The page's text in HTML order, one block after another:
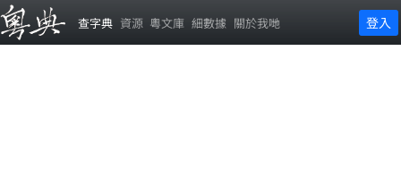
查字典 資源 粵文庫 細數據 關於我哋 登入